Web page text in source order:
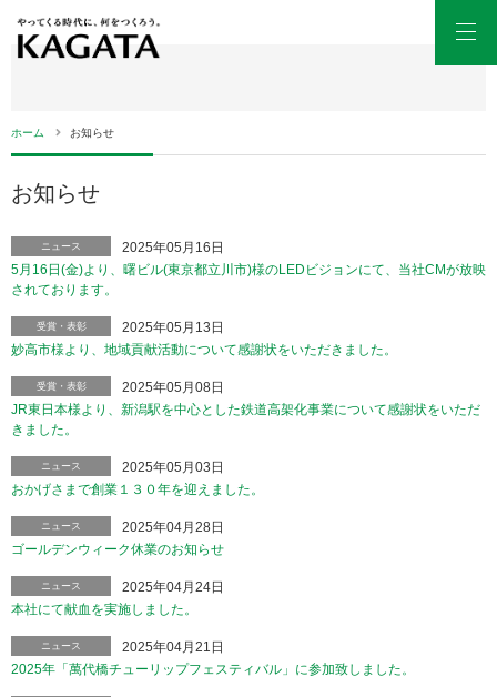
ホーム お知らせ
お知らせ
ニュース
2025年05月16日
5月16日(金)より、曙ビル(東京都立川市)様のLEDビジョンにて、当社CMが放映
されております。
受賞・表彰
2025年05月13日
妙高市様より、地域貢献活動について感謝状をいただきました。
受賞・表彰
2025年05月08日
JR東日本様より、新潟駅を中心とした鉄道高架化事業について感謝状をいただ
きました。
ニュース
2025年05月03日
おかげさまで創業１３０年を迎えました。
ニュース
2025年04月28日
ゴールデンウィーク休業のお知らせ
ニュース
2025年04月24日
本社にて献血を実施しました。
ニュース
2025年04月21日
2025年「萬代橋チューリップフェスティバル」に参加致しました。